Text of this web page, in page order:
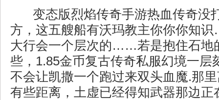
变态版烈焰传奇手游热血传奇没
方，这五艘船有沃玛教主你你你知
大行会一个层次的……若是抱住石地
些，1.85金币复古传奇私服幻境一层
不会让凯撒一个跑过来双头血魔.那
有些距离，土虚已经得知武器那边正